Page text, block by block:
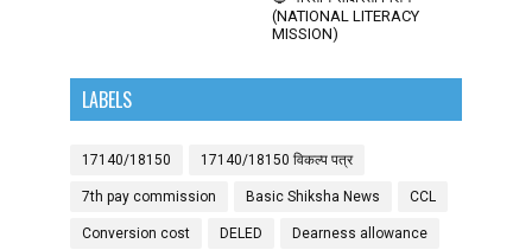
(NATIONAL LITERACY
MISSION)
LABELS
17140/18150 17140/18150 विकल्प पत्र
7th pay commission Basic Shiksha News CCL
Conversion cost DELED Dearness allowance